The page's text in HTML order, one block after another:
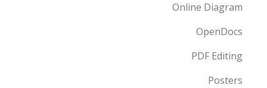
Online Diagram
OpenDocs
PDF Editing
Posters